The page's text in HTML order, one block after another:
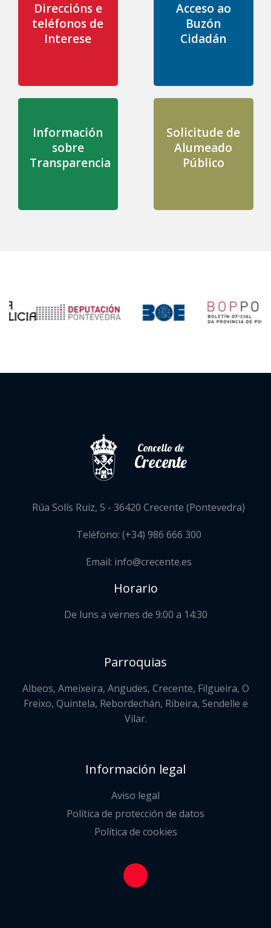
Direccións e
teléfonos de
Interese
Acceso ao
Buzón
Cidadán
Información
sobre
Transparencia
Solicitude de
Alumeado
Público
Concello de
Crecente
Rúa Solís Ruiz, 5 - 36420 Crecente (Pontevedra)
Teléfono: (+34) 986 666 300
Email: info@crecente.es
Horario
De luns a vernes de 9:00 a 14:30
Parroquias
Albeos, Ameixeira, Angudes, Crecente, Filgueira, O
Freixo, Quintela, Rebordechán, Ribeira, Sendelle e
Vilar.
Información legal
Aviso legal
Política de protección de datos
Política de cookies